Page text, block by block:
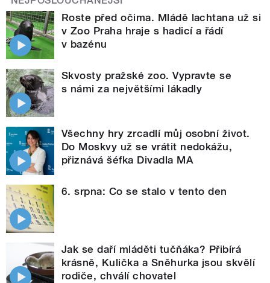
Roste před očima. Mládě lachtana už si
v Zoo Praha hraje s hadicí a řádí
v bazénu
Skvosty pražské zoo. Vypravte se
s námi za největšími lákadly
Všechny hry zrcadlí můj osobní život.
Do Moskvy už se vrátit nedokážu,
přiznává šéfka Divadla MA
6. srpna: Co se stalo v tento den
Jak se daří mláděti tučňáka? Přibírá
krásně, Kulička a Sněhurka jsou skvělí
rodiče, chválí chovatel